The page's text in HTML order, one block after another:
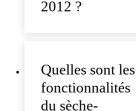
2012 ?
Quelles sont les
fonctionnalités
du sèche-